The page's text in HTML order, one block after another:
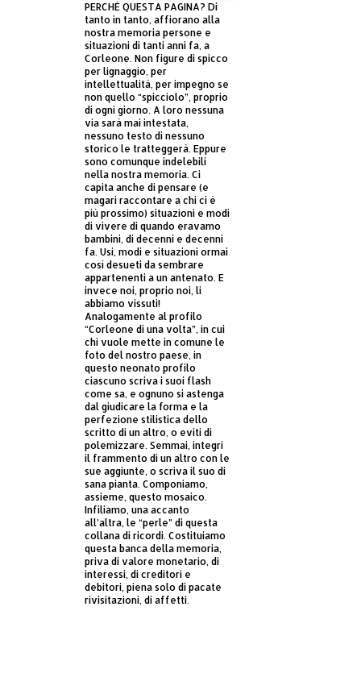
PERCHÈ QUESTA PAGINA? Di
tanto in tanto, affiorano alla
nostra memoria persone e
situazioni di tanti anni fa, a
Corleone. Non figure di spicco
per lignaggio, per
intellettualità, per impegno se
non quello “spicciolo”, proprio
di ogni giorno. A loro nessuna
via sarà mai intestata,
nessuno testo di nessuno
storico le tratteggerà. Eppure
sono comunque indelebili
nella nostra memoria. Ci
capita anche di pensare (e
magari raccontare a chi ci è
più prossimo) situazioni e modi
di vivere di quando eravamo
bambini, di decenni e decenni
fa. Usi, modi e situazioni ormai
così desueti da sembrare
appartenenti a un antenato. E
invece noi, proprio noi, li
abbiamo vissuti!
Analogamente al profilo
“Corleone di una volta”, in cui
chi vuole mette in comune le
foto del nostro paese, in
questo neonato profilo
ciascuno scriva i suoi flash
come sa, e ognuno si astenga
dal giudicare la forma e la
perfezione stilistica dello
scritto di un altro, o eviti di
polemizzare. Semmai, integri
il frammento di un altro con le
sue aggiunte, o scriva il suo di
sana pianta. Componiamo,
assieme, questo mosaico.
Infiliamo, una accanto
all’altra, le “perle” di questa
collana di ricordi. Costituiamo
questa banca della memoria,
priva di valore monetario, di
interessi, di creditori e
debitori, piena solo di pacate
rivisitazioni, di affetti.